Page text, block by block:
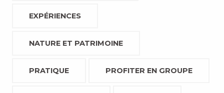
EXPÉRIENCES
NATURE ET PATRIMOINE
PRATIQUE PROFITER EN GROUPE